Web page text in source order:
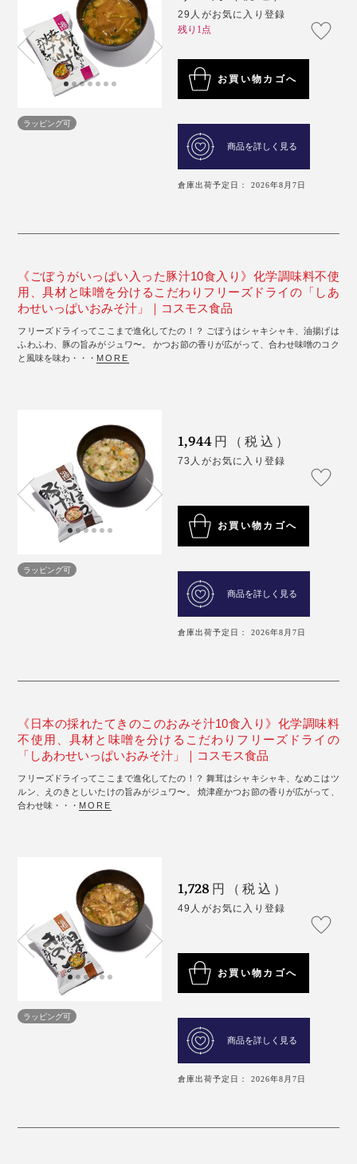
ラッピング可
29人がお気に入り登録
残り1点
お買い物カゴへ
商品を詳しく見る
倉庫出荷予定日： 2026年8月7日
《ごぼうがいっぱい入った豚汁10食入り》化学調味料不使
用、具材と味噌を分けるこだわりフリーズドライの「しあ
わせいっぱいおみそ汁」｜コスモス食品
フリーズドライってここまで進化してたの！？ ごぼうはシャキシャキ、油揚げは
ふわふわ、豚の旨みがジュワ〜。 かつお節の香りが広がって、合わせ味噌のコク
と風味を味わ・・・ MORE
ラッピング可
1,944 円（税込）
73人がお気に入り登録
お買い物カゴへ
商品を詳しく見る
倉庫出荷予定日： 2026年8月7日
《日本の採れたてきのこのおみそ汁10食入り》化学調味料
不使用、具材と味噌を分けるこだわりフリーズドライの
「しあわせいっぱいおみそ汁」｜コスモス食品
フリーズドライってここまで進化してたの！？ 舞茸はシャキシャキ、なめこはツ
ルン、えのきとしいたけの旨みがジュワ〜。 焼津産かつお節の香りが広がって、
合わせ味・・・ MORE
ラッピング可
1,728 円（税込）
49人がお気に入り登録
お買い物カゴへ
商品を詳しく見る
倉庫出荷予定日： 2026年8月7日